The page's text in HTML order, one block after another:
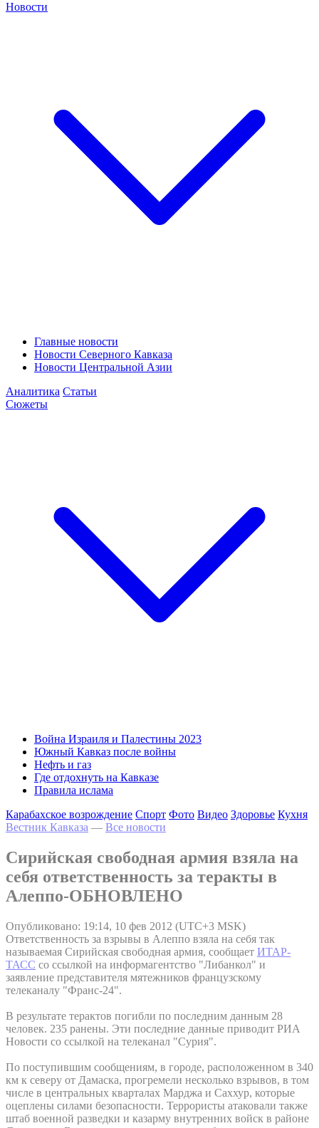
Новости
Главные новости
Новости Северного Кавказа
Новости Центральной Азии
Аналитика Статьи
Сюжеты
Война Израиля и Палестины 2023
Южный Кавказ после войны
Нефть и газ
Где отдохнуть на Кавказе
Правила ислама
Карабахское возрождение Спорт Фото Видео Здоровье Кухня
Вестник Кавказа — Все новости
Сирийская свободная армия взяла на
себя ответственность за теракты в
Алеппо-ОБНОВЛЕНО
Опубликовано: 19:14, 10 фев 2012 (UTC+3 MSK)
Ответственность за взрывы в Алеппо взяла на себя так
называемая Сирийская свободная армия, сообщает ИТАР-
ТАСС со ссылкой на информагентство "Либанкол" и
заявление представителя мятежников французскому
телеканалу "Франс-24".
В результате терактов погибли по последним данным 28
человек. 235 ранены. Эти последние данные приводит РИА
Новости со ссылкой на телеканал "Сурия".
По поступившим сообщениям, в городе, расположенном в 340
км к северу от Дамаска, прогремели несколько взрывов, в том
числе в центральных кварталах Марджа и Саххур, которые
оцеплены силами безопасности. Террористы атаковали также
штаб военной разведки и казарму внутренних войск в районе